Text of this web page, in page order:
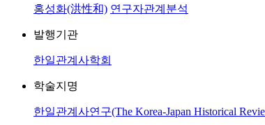
홍성화(洪性和) 연구자관계분석
발행기관
한일관계사학회
학술지명
한일관계사연구(The Korea-Japan Historical